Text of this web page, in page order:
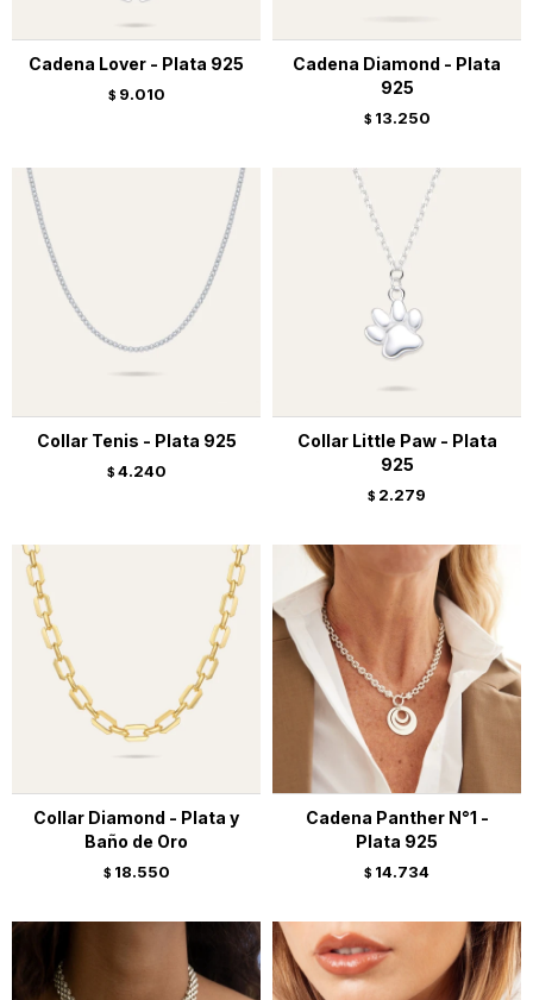
Cadena Lover - Plata 925
$ 9.010
Cadena Diamond - Plata
925
$ 13.250
Collar Tenis - Plata 925
$ 4.240
Collar Little Paw - Plata
925
$ 2.279
Collar Diamond - Plata y
Baño de Oro
$ 18.550
Cadena Panther N°1 -
Plata 925
$ 14.734